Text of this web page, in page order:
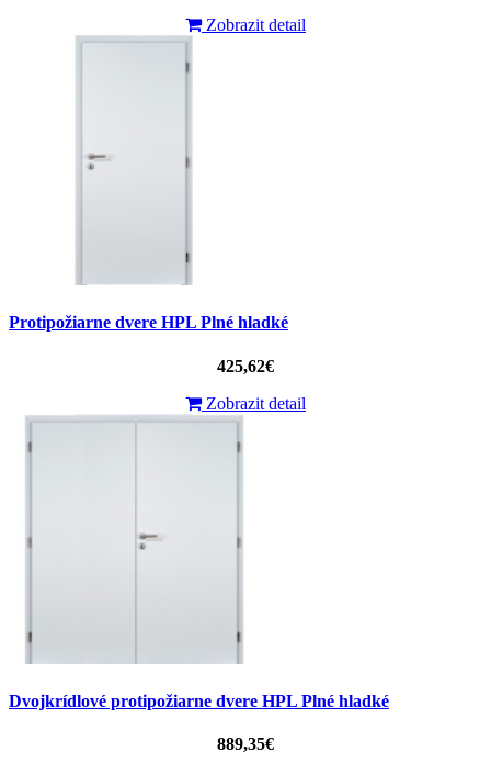
Zobrazit detail
Protipožiarne dvere HPL Plné hladké
425,62€
Zobrazit detail
Dvojkrídlové protipožiarne dvere HPL Plné hladké
889,35€